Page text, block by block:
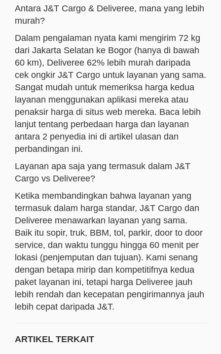
Antara J&T Cargo & Deliveree, mana yang lebih
murah?
Dalam pengalaman nyata kami mengirim 72 kg
dari Jakarta Selatan ke Bogor (hanya di bawah
60 km), Deliveree 62% lebih murah daripada
cek ongkir J&T Cargo untuk layanan yang sama.
Sangat mudah untuk memeriksa harga kedua
layanan menggunakan aplikasi mereka atau
penaksir harga di situs web mereka. Baca lebih
lanjut tentang perbedaan harga dan layanan
antara 2 penyedia ini di artikel ulasan dan
perbandingan ini.
Layanan apa saja yang termasuk dalam J&T
Cargo vs Deliveree?
Ketika membandingkan bahwa layanan yang
termasuk dalam harga standar, J&T Cargo dan
Deliveree menawarkan layanan yang sama.
Baik itu sopir, truk, BBM, tol, parkir, door to door
service, dan waktu tunggu hingga 60 menit per
lokasi (penjemputan dan tujuan). Kami senang
dengan betapa mirip dan kompetitifnya kedua
paket layanan ini, tetapi harga Deliveree jauh
lebih rendah dan kecepatan pengirimannya jauh
lebih cepat daripada J&T.
ARTIKEL TERKAIT